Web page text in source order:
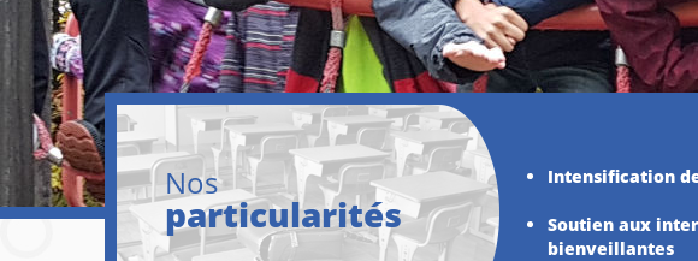
Nos
particularités
Intensification
Soutien aux
bienveillantes